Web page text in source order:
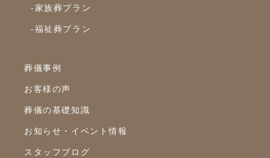
2022年4月
2022年3月
2022年2月
2022年1月
2021年12月
-家族葬プラン
-福祉葬プラン
葬儀事例
お客様の声
葬儀の基礎知識
お知らせ・イベント情報
スタッフブログ